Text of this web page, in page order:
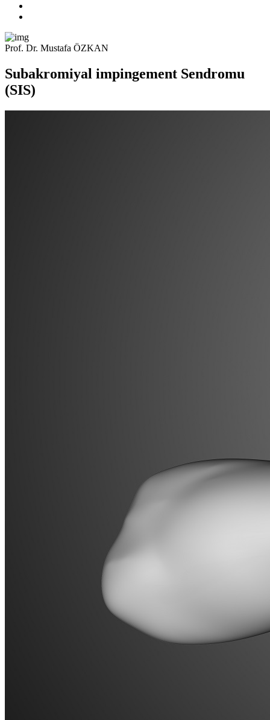
Prof. Dr. Mustafa ÖZKAN
Subakromiyal impingement Sendromu
(SIS)